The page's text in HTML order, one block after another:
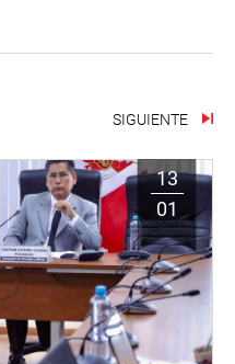
SIGUIENTE
13
01